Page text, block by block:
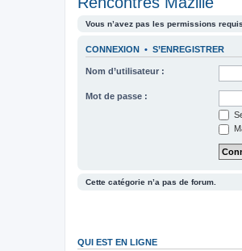
Vous n’avez pas les permissions
CONNEXION • S’ENREGISTRER
Nom d’utilisateur :
Mot de passe :
Cette catégorie n’a pas de forum.
QUI EST EN LIGNE